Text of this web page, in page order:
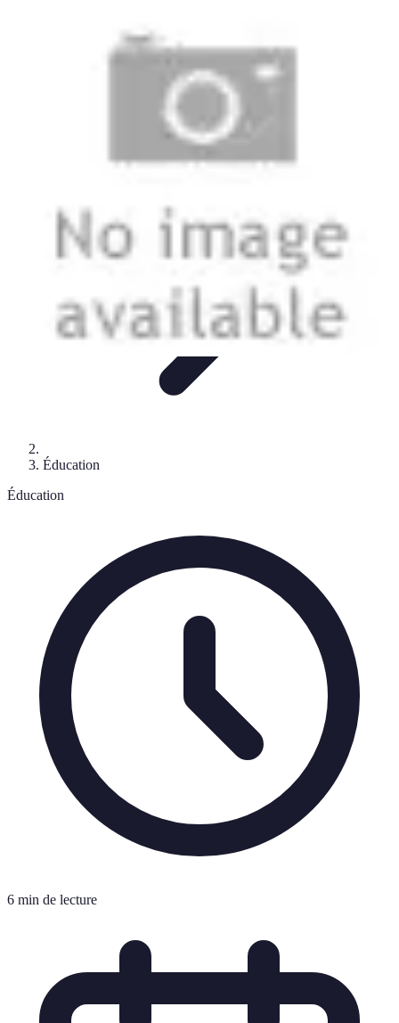
Entraînement et Techniques
Équipement TendancesÉquipement et Terrain
Éducation
Éducation
6 min de lecture